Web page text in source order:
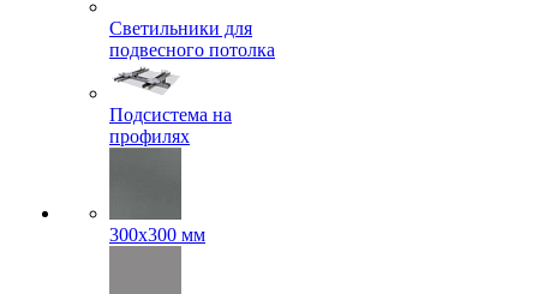
Светильники для
подвесного потолка
Подсистема на
профилях
300x300 мм